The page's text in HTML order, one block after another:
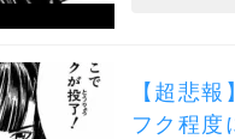
【超悲
フク程度